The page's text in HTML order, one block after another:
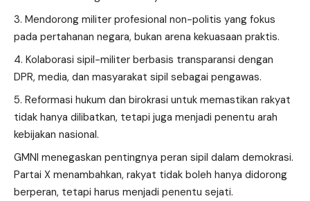
Mendorong militer profesional non-politis yang fokus
pada pertahanan negara, bukan arena kekuasaan praktis.
Kolaborasi sipil-militer berbasis transparansi dengan
DPR, media, dan masyarakat sipil sebagai pengawas.
Reformasi hukum dan birokrasi untuk memastikan rakyat
tidak hanya dilibatkan, tetapi juga menjadi penentu arah
kebijakan nasional.
GMNI menegaskan pentingnya peran sipil dalam demokrasi.
Partai X menambahkan, rakyat tidak boleh hanya didorong
berperan, tetapi harus menjadi penentu sejati.